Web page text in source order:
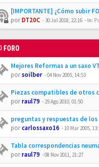
[IMPORTANTE] ¿Cómo subir
porDT20C - 30 Jul 2018, 22:16 - In:
FORO
Mejores Reformas a un saxo
porsoilber -04 Nov 2005, 14:53
Piezas compatibles de otros
porraul79 -25 Ago 2010, 01:50
preguntas y respuestas de
porcarlossaxo16 -10 Mar 2005,
Tabla correspondencias
porraul79 -08 Nov 2011, 21:27